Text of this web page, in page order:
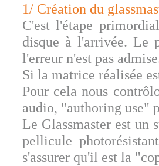
1/ Création du
C'est l'étape
disque à l'arrivée. Le
l'erreur n'est pas
Si la matrice réalisée
Pour cela nous
audio, "authoring use"
Le Glassmaster est un
pellicule
s'assurer qu'il est la